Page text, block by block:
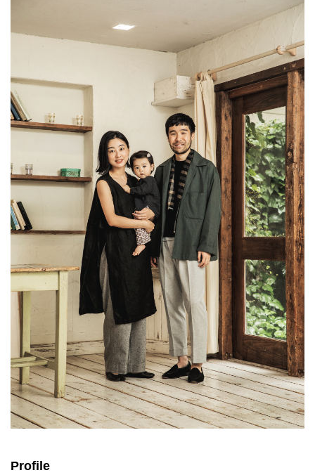
Profile